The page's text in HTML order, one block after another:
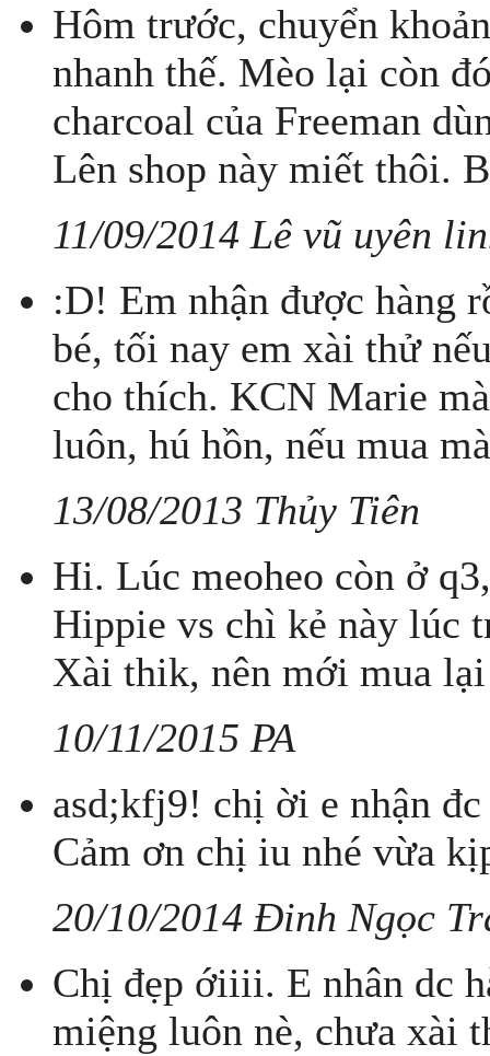
Hôm trước, chuyển
nhanh thế. Mèo lại còn
charcoal của Freeman
Lên shop này miết thôi.
11/09/2014 Lê vũ uyên
:D! Em nhận được hàng
bé, tối nay em xài thử
cho thích. KCN Marie
luôn, hú hồn, nếu mua
13/08/2013 Thủy Tiên
Hi. Lúc meoheo còn ở
Hippie vs chì kẻ này lúc
Xài thik, nên mới mua
10/11/2015 PA
asd;kfj9! chị ời e nhận
Cảm ơn chị iu nhé vừa
20/10/2014 Đinh Ngọc
Chị đẹp ớiiii. E nhân dc
miệng luôn nè, chưa xài